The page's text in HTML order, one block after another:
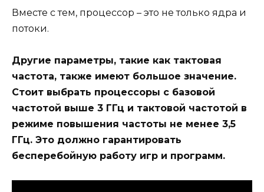
Вместе с тем, процессор – это не только ядра и
потоки.
Другие параметры, такие как тактовая
частота, также имеют большое значение.
Стоит выбрать процессоры с базовой
частотой выше 3 ГГц и тактовой частотой в
режиме повышения частоты не менее 3,5
ГГц. Это должно гарантировать
бесперебойную работу игр и программ.